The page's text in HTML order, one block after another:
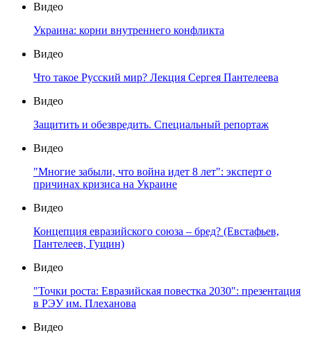
Видео
Украина: корни внутреннего конфликта
Видео
Что такое Русский мир? Лекция Сергея Пантелеева
Видео
Защитить и обезвредить. Специальный репортаж
Видео
"Многие забыли, что война идет 8 лет": эксперт о
причинах кризиса на Украине
Видео
Концепция евразийского союза – бред? (Евстафьев,
Пантелеев, Гущин)
Видео
"Точки роста: Евразийская повестка 2030": презентация
в РЭУ им. Плеханова
Видео